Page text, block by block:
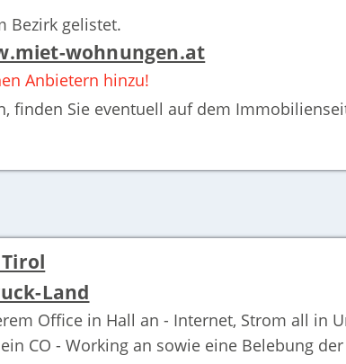
Bezirk gelistet.
wohnungen.at
Anbietern hinzu!
finden Sie eventuell auf dem
Land
Office in Hall an - Internet, Strom all in
CO - Working an sowie eine Belebung